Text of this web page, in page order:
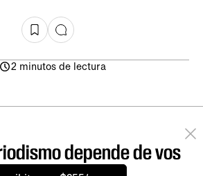
2 minutos de lectura
depende de vos